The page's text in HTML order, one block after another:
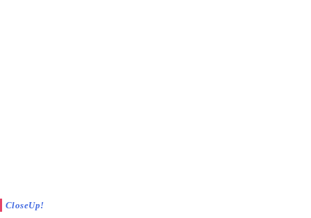
CloseUp!